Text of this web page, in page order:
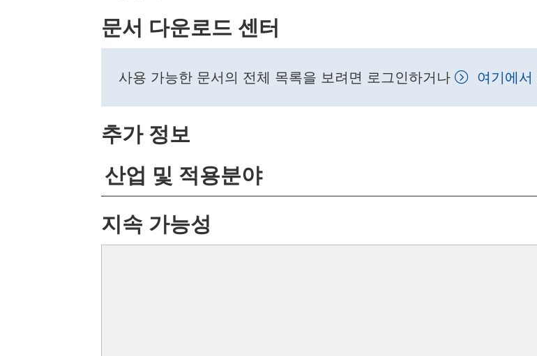
문서 다운로드 센터
사용 가능한 문서의 전체 목록을 보려면 로그인하거나 여기에서
추가 정보
산업 및 적용분야
지속 가능성